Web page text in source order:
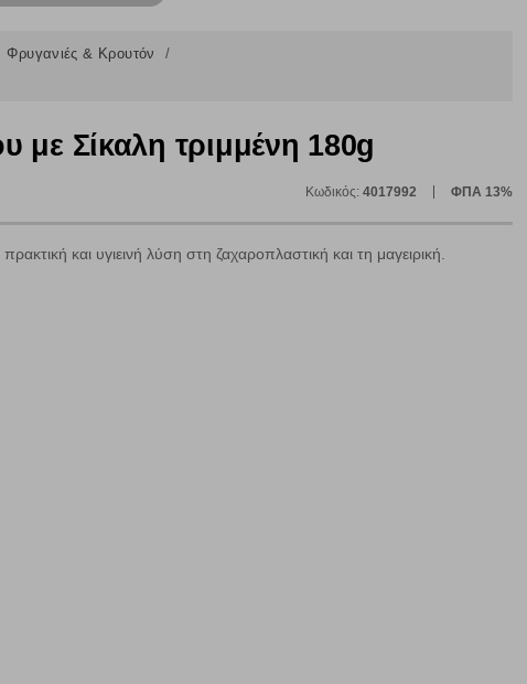
Φρυγανιές & Κρουτόν
με Σίκαλη τριμμένη 180g
Κωδικός: 4017992 ΦΠΑ 13%
και υγιεινή λύση στη ζαχαροπλαστική και τη μαγειρική.
σας, οι οποίες είναι μη εξατομικευμένες και σπάνια
μέσω του προγράμματος περιήγησης εγκαθίστανται στον
ή, εφ΄ όσον το επιλέξετε, απομνημονεύοντας τις προτιμήσεις
να επιλέξετε τις λοιπές κατηγορίες κάνοντας κλικ στο
cookies, μπορεί να επηρεάσει την εμπειρία της περιήγησής